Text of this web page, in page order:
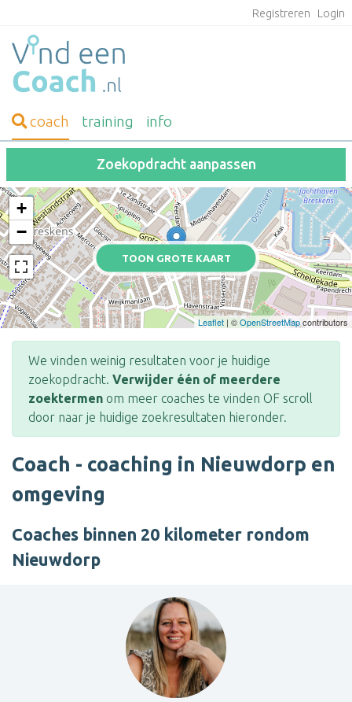
Registreren Login
coach training info
Zoekopdracht aanpassen
TOON GROTE KAART
+
−
Leaflet | ©OpenStreetMapcontributors
We vinden weinig resultaten voor je huidige
zoekopdracht. Verwijder één of meerdere
zoektermen om meer coaches te vinden OF scroll
door naar je huidige zoekresultaten hieronder.
Coach - coaching in Nieuwdorp en
omgeving
Coaches binnen 20 kilometer rondom
Nieuwdorp